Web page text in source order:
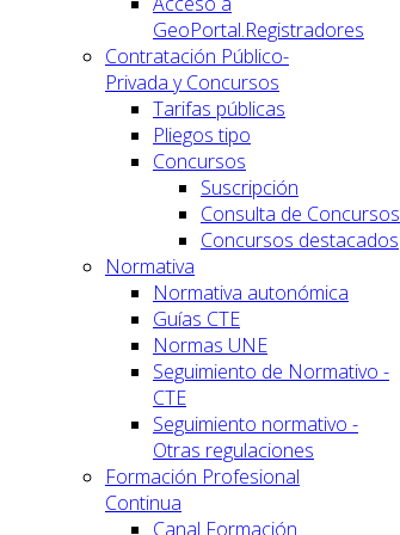
GeoPortal.Registradores
Contratación Público-
Privada y Concursos
Tarifas públicas
Pliegos tipo
Concursos
Suscripción
Consulta de Concursos
Concursos destacados
Normativa
Normativa autonómica
Guías CTE
Normas UNE
Seguimiento de Normativo -
CTE
Seguimiento normativo -
Otras regulaciones
Formación Profesional
Continua
Canal Formación